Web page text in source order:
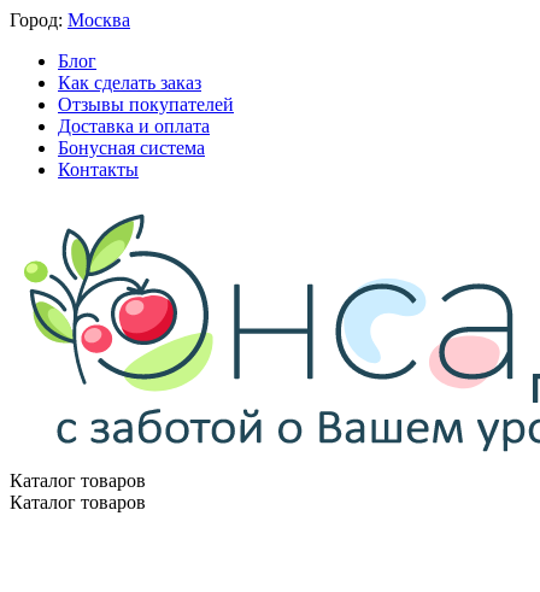
Город: Москва
Блог
Как сделать заказ
Отзывы покупателей
Доставка и оплата
Бонусная система
Контакты
Каталог товаров
Каталог товаров